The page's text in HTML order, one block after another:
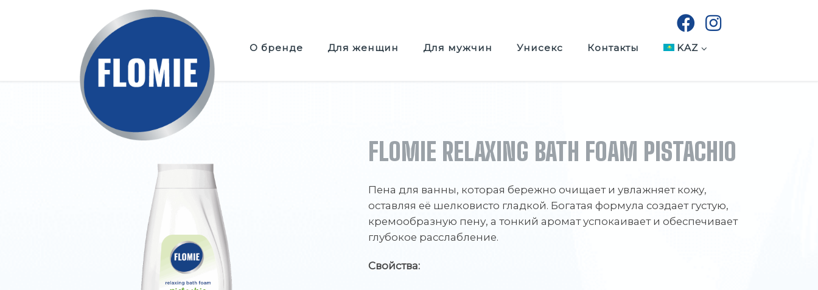
О бренде Для женщин Для мужчин Унисекс Контакты KAZ
FLOMIE RELAXING BATH FOAM PISTACHIO
Пена для ванны, которая бережно очищает и увлажняет кожу,
оставляя её шелковисто гладкой. Богатая формула создает густую,
кремообразную пену, а тонкий аромат успокаивает и обеспечивает
глубокое расслабление.
Свойства: